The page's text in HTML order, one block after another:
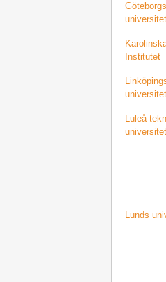
Göteborgs
universitet
Institutet
universitet
Luleå
universitet
Lunds